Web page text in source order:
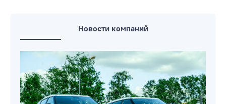
Новости компаний